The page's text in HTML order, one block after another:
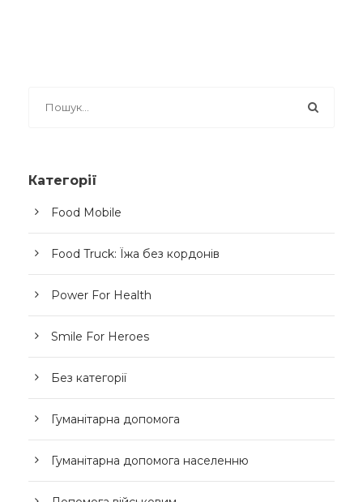
Категорії
Food Mobile
Food Truck: Їжа без кордонів
Power For Health
Smile For Heroes
Без категорії
Гуманітарна допомога
Гуманітарна допомога населенню